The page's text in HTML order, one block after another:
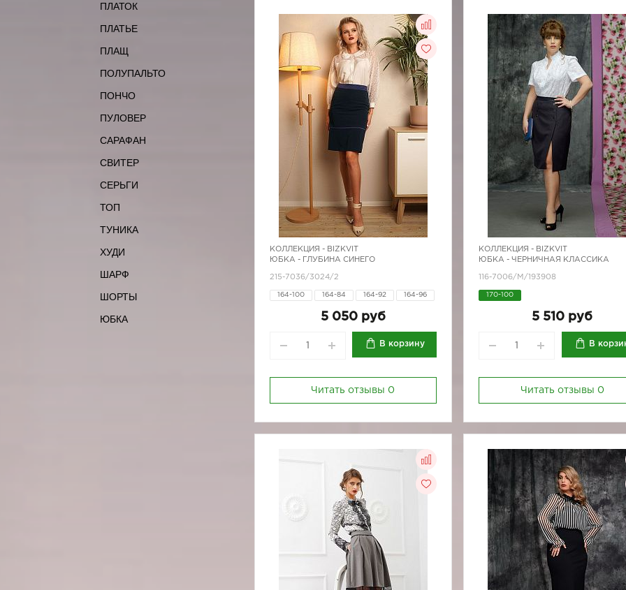
ПЛАТОК
ПЛАТЬЕ
ПЛАЩ
ПОЛУПАЛЬТО
ПОНЧО
ПУЛОВЕР
САРАФАН
СВИТЕР
СЕРЬГИ
ТОП
ТУНИКА
ХУДИ
ШАРФ
ШОРТЫ
ЮБКА
КОЛЛЕКЦИЯ - BIZKVIT
ЮБКА - ГЛУБИНА СИНЕГО
215-7036/3024/2
164-100 164-84 164-92 164-96
170-92 170-96
5 050 руб
В корзину
Читать отзывы 0
КОЛЛЕКЦИЯ - BIZKVIT
ЮБКА - ЧЕРНИЧНАЯ КЛАССИКА
116-7006/М/193908
170-100
5 510 руб
В
Читать отзывы 0